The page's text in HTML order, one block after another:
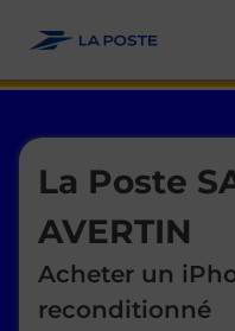
La Poste
AVERTIN
Acheter un
reconditionné
Le lien s'ouvre dans un